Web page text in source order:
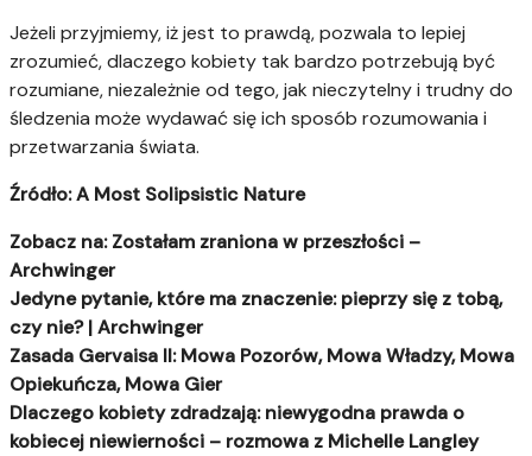
Jeżeli przyjmiemy, iż jest to prawdą, pozwala to lepiej
zrozumieć, dlaczego kobiety tak bardzo potrzebują być
rozumiane, niezależnie od tego, jak nieczytelny i trudny do
śledzenia może wydawać się ich sposób rozumowania i
przetwarzania świata.
Źródło: A Most Solipsistic Nature
Zobacz na: Zostałam zraniona w przeszłości –
Archwinger
Jedyne pytanie, które ma znaczenie: pieprzy się z tobą,
czy nie? | Archwinger
Zasada Gervaisa II: Mowa Pozorów, Mowa Władzy, Mowa
Opiekuńcza, Mowa Gier
Dlaczego kobiety zdradzają: niewygodna prawda o
kobiecej niewierności – rozmowa z Michelle Langley